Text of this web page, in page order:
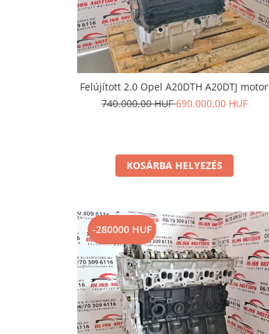
Felújított 2.0 Opel A20DTH A20DTJ motor
740.000,00 HUF690.000,00 HUF
KOSÁRBA HELYEZÉS
-280000 HUF